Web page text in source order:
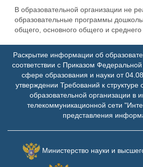
В образовательной организации не
образовательные программы
общего, основного общего и
Раскрытие информации об
соответствии с Приказом
сфере образования и науки от
утверждении Требований к структуре
образовательной организации в
телекоммуникационной сети
представления
Министерство науки и